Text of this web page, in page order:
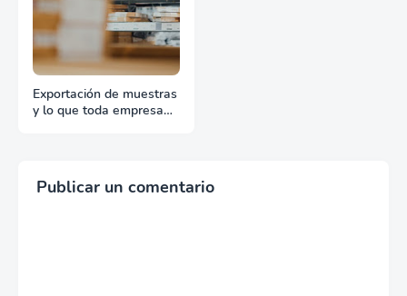
Exportación de muestras
y lo que toda empresa
Publicar un comentario